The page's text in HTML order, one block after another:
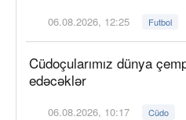
06.08.2026, 12:25 Futbol
Cüdoçularımız dünya
edəcəklər
06.08.2026, 10:17 Cüdo